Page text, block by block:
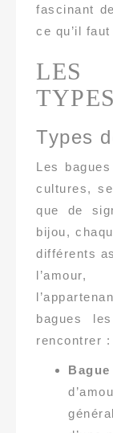
fascinant
ce qu’il
LES
Types
Les
cultures,
que de
bijou,
différents
bagues
rencontrer :